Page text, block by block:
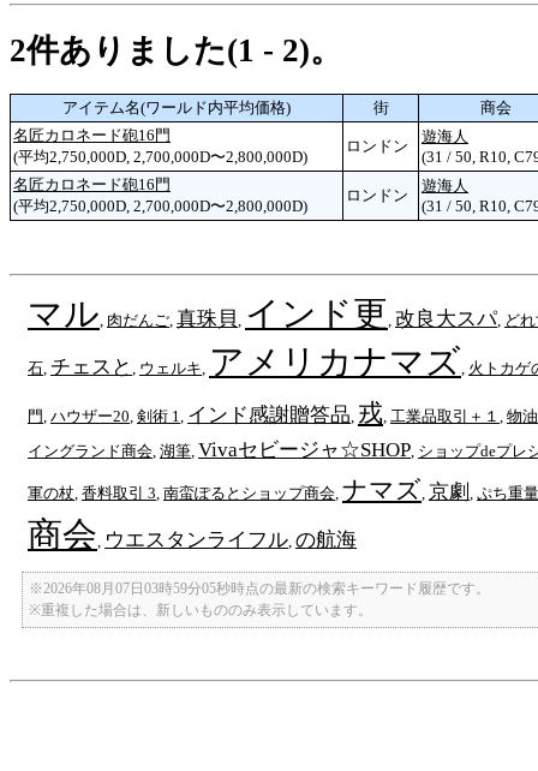
2件ありました(1 - 2)。
アイテム名(ワールド内平均価格) 街
商会
名匠カロネード砲16門
(平均2,750,000D, 2,700,000D〜2,800,000D)
ロンドン
遊海人
(31 / 50, R10,
名匠カロネード砲16門
(平均2,750,000D, 2,700,000D〜2,800,000D)
ロンドン
遊海人
(31 / 50, R10,
マル 肉だんご 真珠貝 インド更 改良大スパ, ど
石 チェスと ウェルキ アメリカナマズ 火トカゲ
門 ハウザー20 剣術 1 インド感謝贈答品 戎 工業品取引＋１
物油
イングランド商会 湖筆 Vivaセビージャ☆SHOP ショップdeプレ
軍の杖 香料取引 3 南蛮ぽるとショップ商会 ナマズ 京劇 ぷち重
商会 ウエスタンライフル の航海
※2026年08月07日03時59分05秒時点の最新の検索キーワード履歴です。
※重複した場合は、新しいもののみ表示しています。